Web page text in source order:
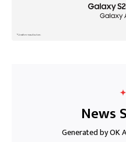
News
Generated by OK